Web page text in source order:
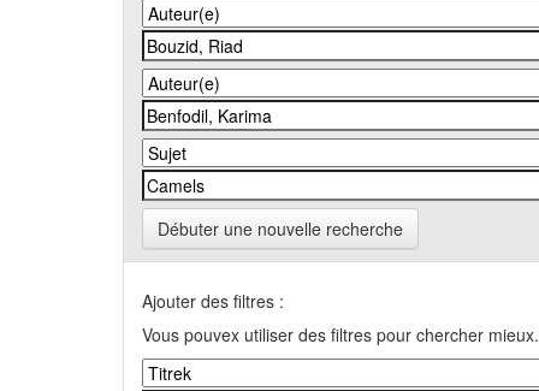
Débuter une nouvelle recherche
Ajouter des filtres :
Vous pouvex utiliser des filtres pour chercher mieux.